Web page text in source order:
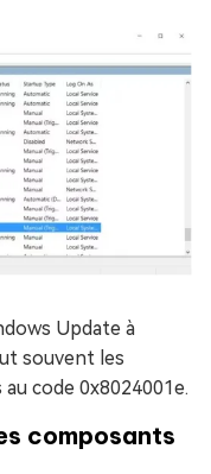
Update à
souvent les
code 0x8024001e.
composants